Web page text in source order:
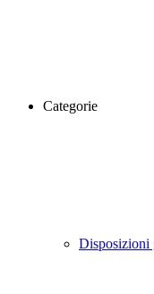
Categorie
Disposizioni